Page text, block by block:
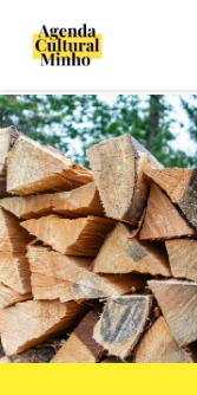
Avançar
para
o
conteúdo